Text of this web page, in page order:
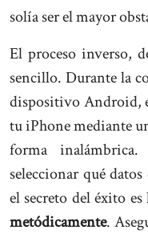
solía ser el mayor
El proceso inverso,
sencillo. Durante la
dispositivo Android,
tu iPhone mediante
forma inalámbrica.
seleccionar qué
el secreto del éxito
metódicamente.